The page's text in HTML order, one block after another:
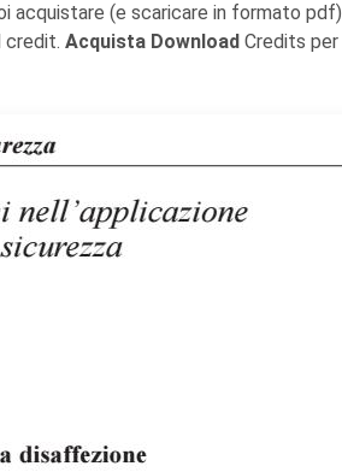
acquistare (e scaricare in formato
credit. Acquista Download Credits